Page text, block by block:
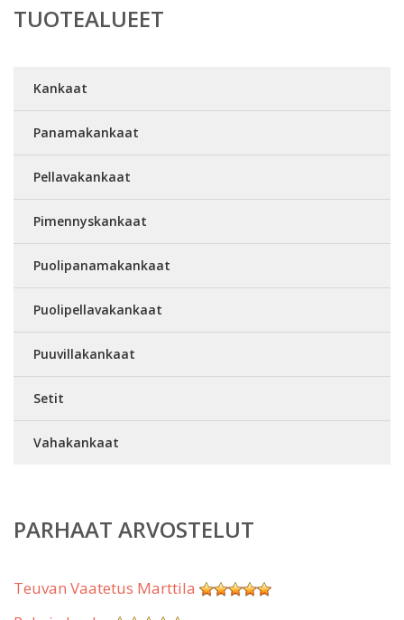
TUOTEALUEET
Kankaat
Panamakankaat
Pellavakankaat
Pimennyskankaat
Puolipanamakankaat
Puolipellavakankaat
Puuvillakankaat
Setit
Vahakankaat
PARHAAT ARVOSTELUT
Teuvan Vaatetus Marttila